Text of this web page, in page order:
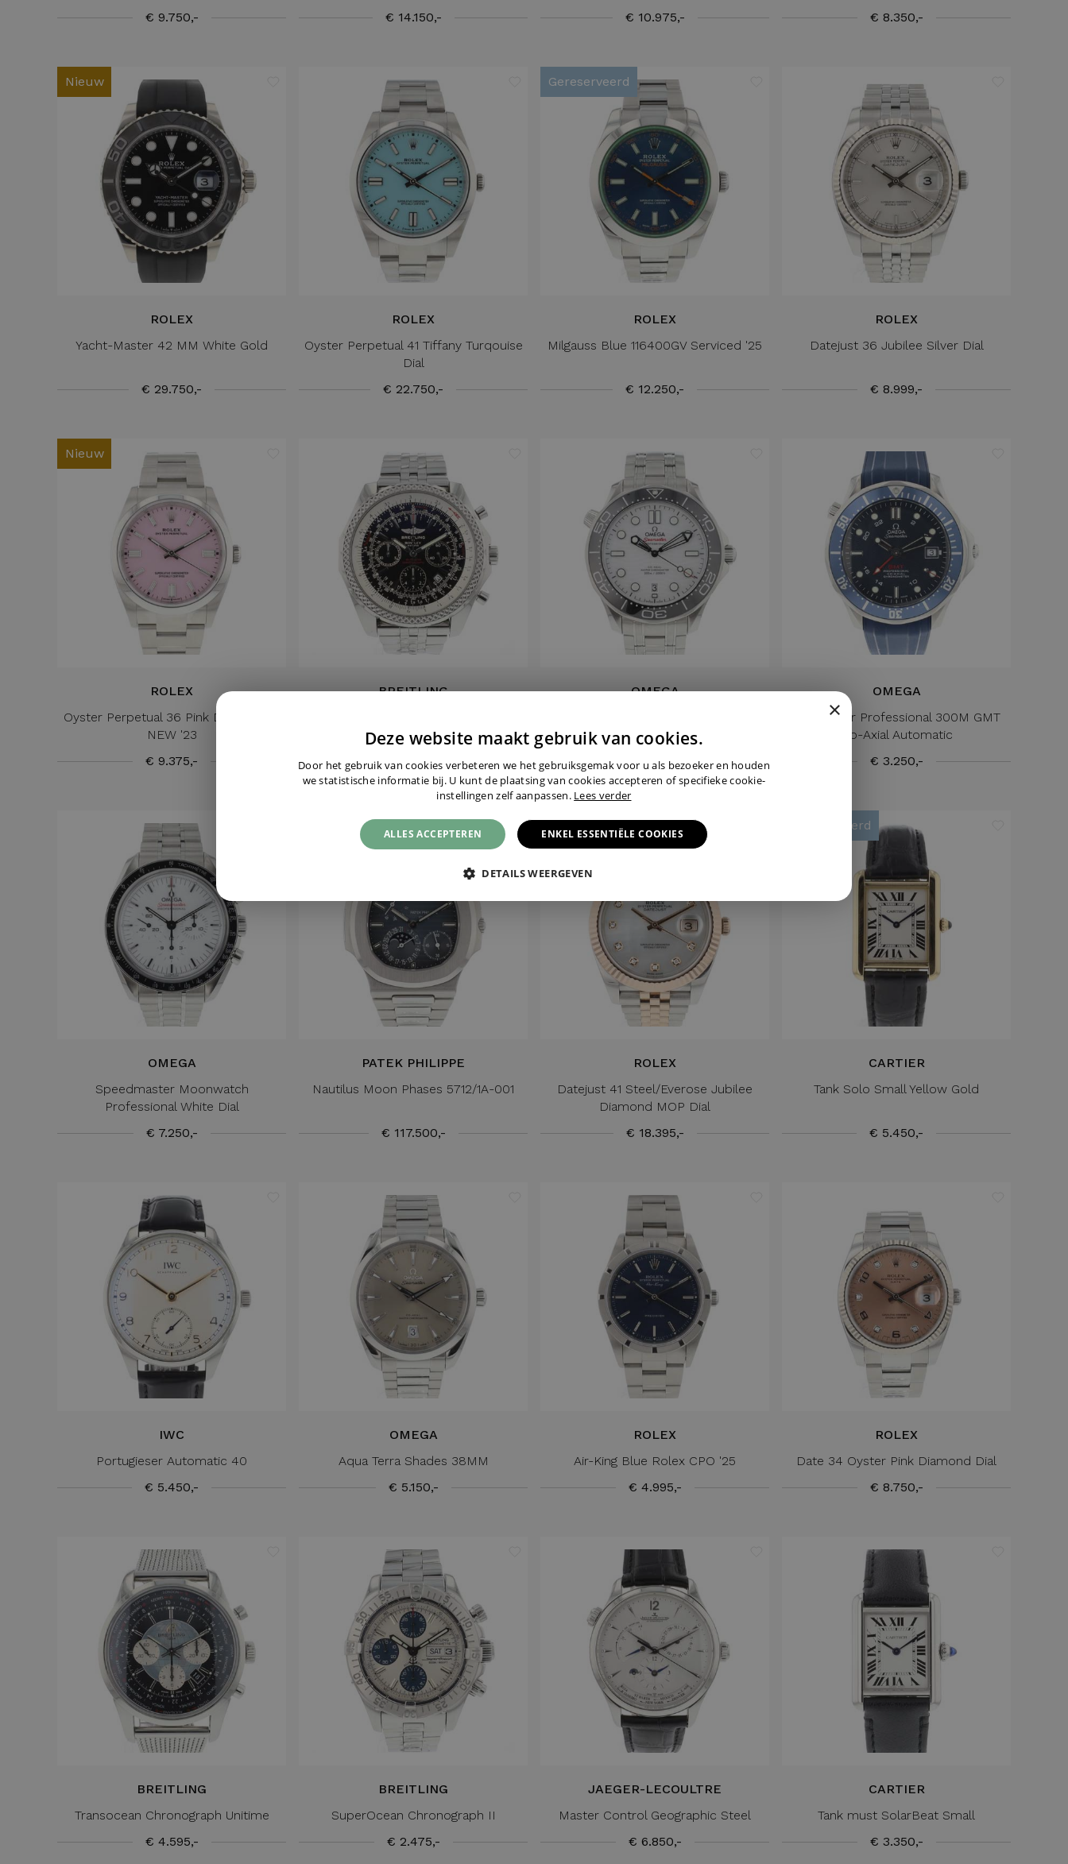
€ 9.750,-
€ 14.150,-
€ 10.975,- € 8.350,-
Nieuw
ROLEX
Yacht-Master 42 MM White Gold
€ 29.750,-
ROLEX
Oyster Perpetual 41 Tiffany Turqouise
Dial
€ 22.750,-
Gereserveerd
ROLEX
Milgauss Blue 116400GV Serviced '25
€ 12.250,-
ROLEX
Datejust 36 Jubilee Silver Dial
€ 8.999,-
Nieuw
ROLEX
Oyster Perpetual 36 Pink Dial 126000
NEW '23
€ 9.375,-
BREITLING
€ 4.850,-
OMEGA
€ 4.595,-
OMEGA
Seamaster Professional 300M GMT
Co-Axial Automatic
€ 3.250,-
OMEGA
Speedmaster Moonwatch
Professional White Dial
€ 7.250,-
PATEK PHILIPPE
Nautilus Moon Phases 5712/1A-001
€ 117.500,-
ROLEX
Datejust 41 Steel/Everose Jubilee
Diamond MOP Dial
€ 18.395,-
Gereserveerd
CARTIER
Tank Solo Small Yellow Gold
€ 5.450,-
IWC
Portugieser Automatic 40
€ 5.450,-
OMEGA
Aqua Terra Shades 38MM
€ 5.150,-
ROLEX
Air-King Blue Rolex CPO '25
€ 4.995,-
ROLEX
Date 34 Oyster Pink Diamond Dial
€ 8.750,-
BREITLING
Transocean Chronograph Unitime
€ 4.595,-
BREITLING
SuperOcean Chronograph II
€ 2.475,-
JAEGER-LECOULTRE
Master Control Geographic Steel
€ 6.850,-
CARTIER
Tank must SolarBeat Small
€ 3.350,-
×
Deze website maakt gebruik van cookies.
Door het gebruik van cookies verbeteren we het gebruiksgemak voor u als bezoeker en houden
we statistische informatie bij. U kunt de plaatsing van cookies accepteren of specifieke cookie-
instellingen zelf aanpassen. Lees verder
ALLES ACCEPTEREN ENKEL ESSENTIËLE COOKIES
DETAILS WEERGEVEN